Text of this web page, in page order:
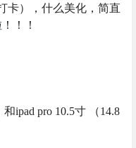
卡），什么美化，简直
！！
ipad pro 10.5寸 （14.8